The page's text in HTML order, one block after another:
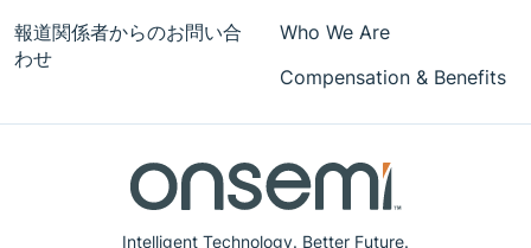
Intelligent Technology. Better Future.
報道関係者からのお問い合
わせ
Who We Are
Compensation & Benefits